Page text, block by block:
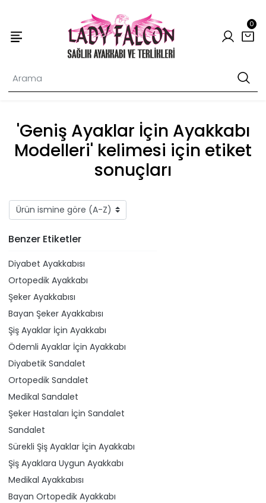
0
'Geniş Ayaklar İçin Ayakkabı
Modelleri' kelimesi için etiket
sonuçları
Benzer Etiketler
Diyabet Ayakkabısı
Ortopedik Ayakkabı
Şeker Ayakkabısı
Bayan Şeker Ayakkabısı
Şiş Ayaklar İçin Ayakkabı
Ödemli Ayaklar İçin Ayakkabı
Diyabetik Sandalet
Ortopedik Sandalet
Medikal Sandalet
Şeker Hastaları İçin Sandalet
Sandalet
Sürekli Şiş Ayaklar İçin Ayakkabı
Şiş Ayaklara Uygun Ayakkabı
Medikal Ayakkabısı
Bayan Ortopedik Ayakkabı